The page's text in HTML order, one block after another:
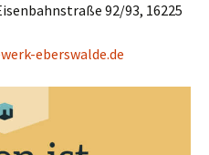
92/93, 16225
eberswalde.de